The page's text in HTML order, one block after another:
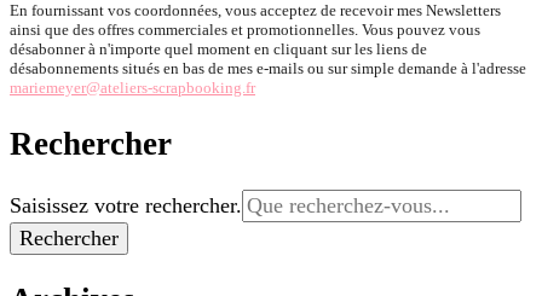
En fournissant vos coordonnées, vous acceptez de recevoir mes Newsletters
ainsi que des offres commerciales et promotionnelles. Vous pouvez vous
désabonner à n'importe quel moment en cliquant sur les liens de
désabonnements situés en bas de mes e-mails ou sur simple demande à l'adresse
mariemeyer@ateliers-scrapbooking.fr
Rechercher
Vous
recherchiez
quelque
Saisissez votre rechercher.